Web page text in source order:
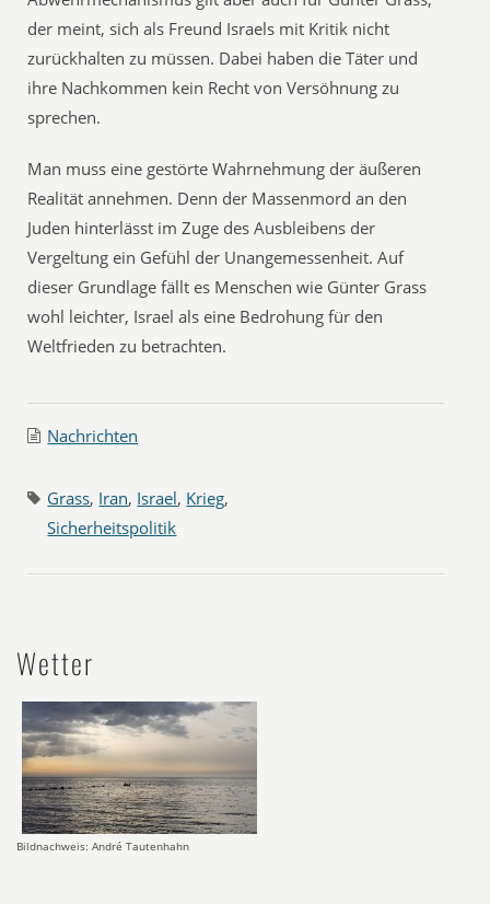
der meint, sich als Freund Israels mit Kritik nicht
zurückhalten zu müssen. Dabei haben die Täter und
ihre Nachkommen kein Recht von Versöhnung zu
sprechen.
Man muss eine gestörte Wahrnehmung der äußeren
Realität annehmen. Denn der Massenmord an den
Juden hinterlässt im Zuge des Ausbleibens der
Vergeltung ein Gefühl der Unangemessenheit. Auf
dieser Grundlage fällt es Menschen wie Günter Grass
wohl leichter, Israel als eine Bedrohung für den
Weltfrieden zu betrachten.
Nachrichten
Grass, Iran, Israel, Krieg,
Sicherheitspolitik
Wetter
Bildnachweis: André Tautenhahn